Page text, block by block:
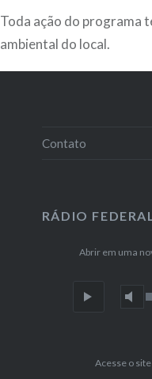
Toda ação do programa
ambiental do local.
Contato
RÁDIO
Abrir em uma
Acesse o